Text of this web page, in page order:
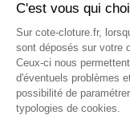
Kit moteur Ditec Ion
(coulissant)
609,40 €
C'est vous qui
Plateforme
Sur cote-cloture.fr,
sont déposés sur votre
Ceux-ci nous
d'éventuels problèmes
possibilité de
typologies de cookies.